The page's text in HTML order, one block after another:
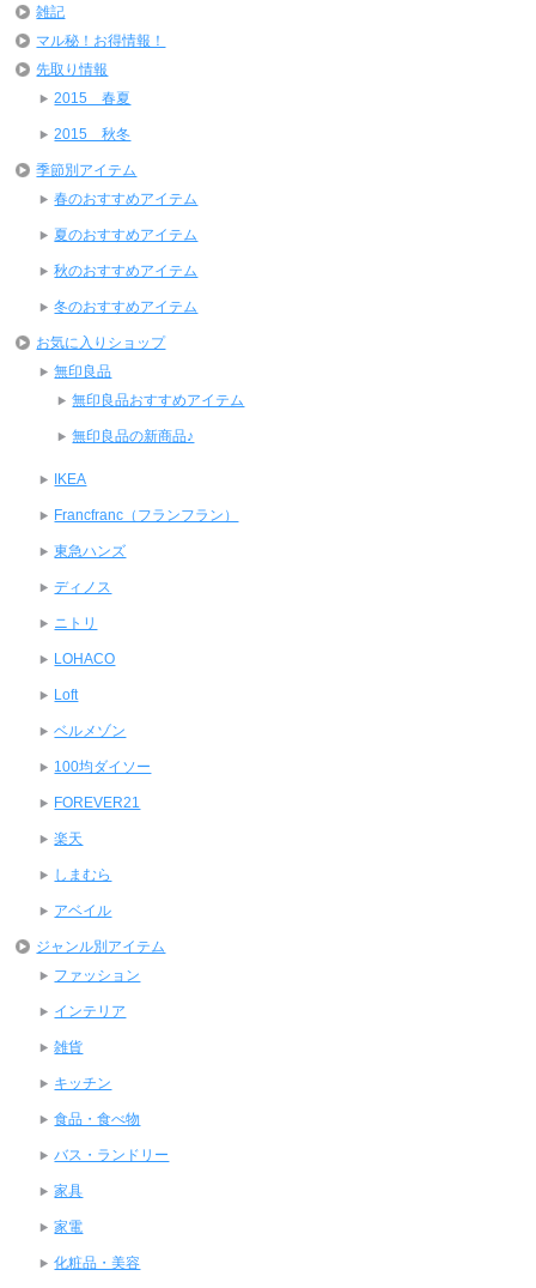
雑記
マル秘！お得情報！
先取り情報
2015 春夏
2015 秋冬
季節別アイテム
春のおすすめアイテム
夏のおすすめアイテム
秋のおすすめアイテム
冬のおすすめアイテム
お気に入りショップ
無印良品
無印良品おすすめアイテム
無印良品の新商品♪
IKEA
Francfranc（フランフラン）
東急ハンズ
ディノス
ニトリ
LOHACO
Loft
ベルメゾン
100均ダイソー
FOREVER21
楽天
しまむら
アベイル
ジャンル別アイテム
ファッション
インテリア
雑貨
キッチン
食品・食べ物
バス・ランドリー
家具
家電
化粧品・美容